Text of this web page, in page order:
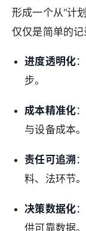
形成一个从“计
仅仅是简单的记
进度透明化
步。
成本精准化
与设备成本。
责任可追溯
料、法环节。
决策数据化
供可靠数据。